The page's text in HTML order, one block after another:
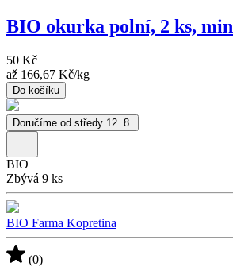
BIO okurka polní, 2 ks,
50 Kč
až 166,67 Kč/kg
Do košíku
Doručíme od středy 12. 8.
BIO
Zbývá 9 ks
BIO Farma Kopretina
(0)